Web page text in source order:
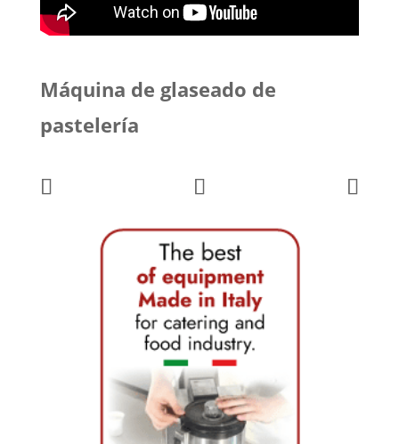
Máquina de glaseado de
pastelería